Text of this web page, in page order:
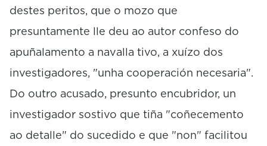
destes peritos, que o mozo que
presuntamente lle deu ao autor confeso do
apuñalamento a navalla tivo, a xuízo dos
investigadores, "unha cooperación necesaria".
Do outro acusado, presunto encubridor, un
investigador sostivo que tiña "coñecemento
ao detalle" do sucedido e que "non" facilitou